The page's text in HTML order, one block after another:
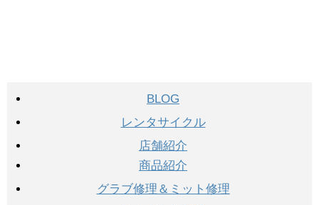
BLOG
レンタサイクル
店舗紹介
商品紹介
グラブ修理＆ミット修理